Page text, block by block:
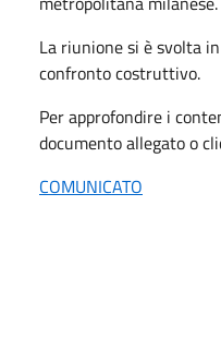
La riunione si è svolta
confronto costruttivo.
Per approfondire i
documento allegato o
COMUNICATO